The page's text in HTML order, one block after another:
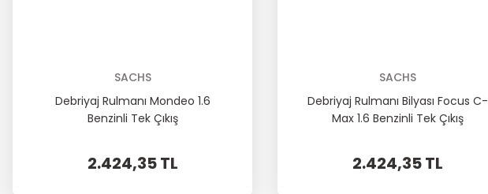
SACHS
Debriyaj Rulmanı Mondeo 1.6
Benzinli Tek Çıkış
2.424,35 TL
SACHS
Debriyaj Rulmanı Bilyası Focus C-
Max 1.6 Benzinli Tek Çıkış
2.424,35 TL